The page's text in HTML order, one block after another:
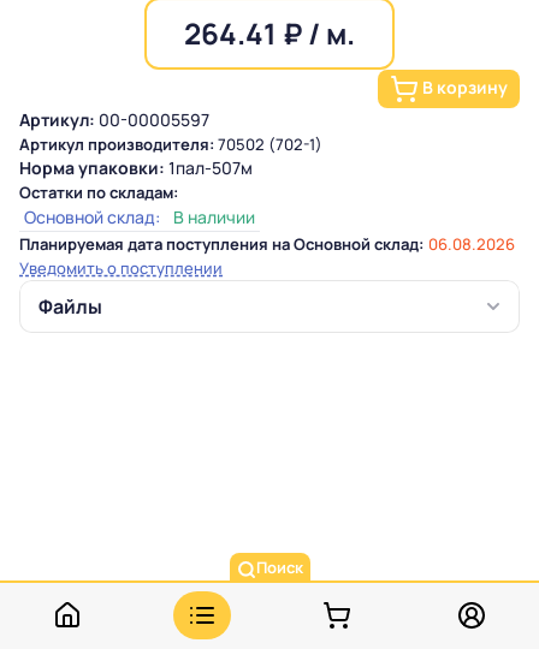
264.41 ₽ / м.
В корзину
Артикул: 00-00005597
Артикул производителя: 70502 (702-1)
Норма упаковки: 1пал-507м
Остатки по складам:
Основной склад: В наличии
Планируемая дата поступления на Основной склад: 06.08.2026
Уведомить о поступлении
Файлы
Поиск